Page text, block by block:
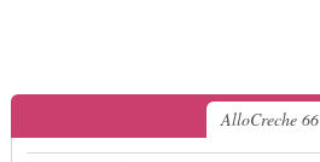
AlloCreche 66